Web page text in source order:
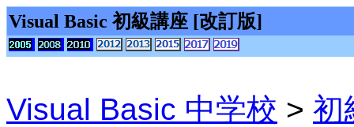
Visual Basic 初級講座 [改訂版]
Visual Basic 中学校 > 初